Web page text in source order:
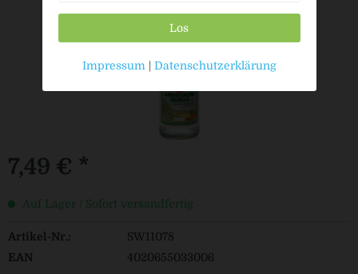
7,49 € *
Auf Lager / Sofort versandfertig
Artikel-Nr.:
SW11078
EAN
4020655033006
Los
Impressum | Datenschutzerklärung